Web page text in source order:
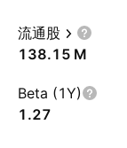
流通股
‪138.15 M‬
Beta (1Y)
1.27